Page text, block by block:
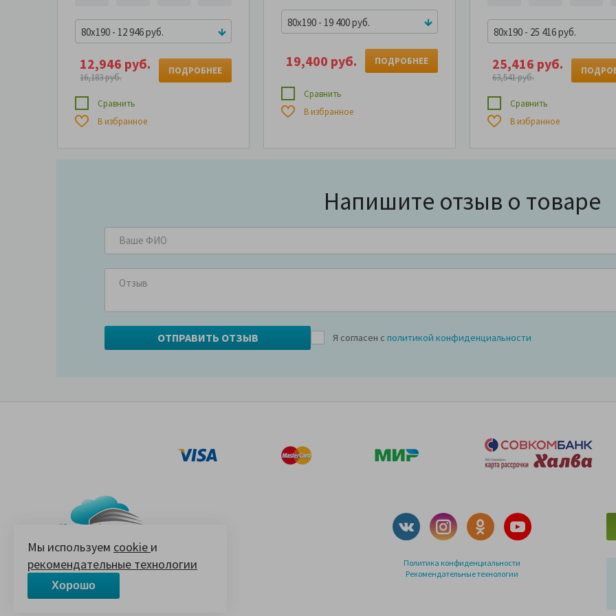
80x190 - 12 946 руб.
12,946 руб.
16,183 руб.
ПОДРОБНЕЕ
Сравнить
В избранное
80x190 - 19 400 руб.
19,400 руб. ПОДРОБНЕЕ
Сравнить
В избранное
80x190 - 25 416 руб.
25,416 руб.
63,541 руб.
Сравнить
В избранное
Напишите отзыв о товаре
Я согласен с политикой конфиденциальности
© 2005-2026 «Ваш матрас»
14 лет на Яндекс.Маркете
Политика конфиденциальности
Рекомендательные технологии
Мы используем cookie и
рекомендательные технологии
Хорошо